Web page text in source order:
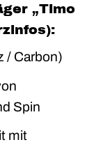
„Timo
/ Carbon)
Spin
mit